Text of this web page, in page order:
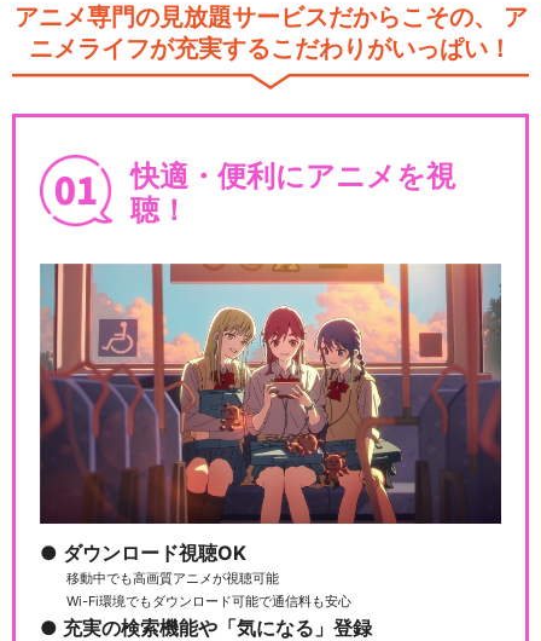
夏目友人帳 陸 特別編２ 夢
幻のかけら
夏目友人帳 漆 第十三話(特
劇場版 夏目友人帳 ～うつせみ
に結ぶ～
夏目友人帳 石起こしと怪し
き来訪者
アニメ専門の見放題サービスだからこその、
ア
ニメライフが充実するこだわりがいっぱい！
快適・便利にアニメを視
聴！
ダウンロード視聴OK
移動中でも高画質アニメが視聴可能
Wi-Fi環境でもダウンロード可能で通信料も安心
充実の検索機能や「気になる」登録